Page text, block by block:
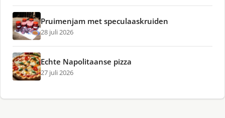
Pruimenjam met speculaaskruiden
28 juli 2026
Echte Napolitaanse pizza
27 juli 2026